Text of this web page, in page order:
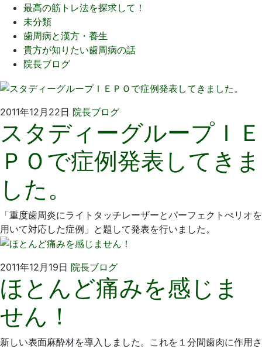
最高の筋トレ法を探求して！
未分類
歯周病と漢方・養生
貴方が知りたい歯周病の話
院長ブログ
2011年12月22日 院長ブログ2011
年
12
月
22
い
そ
歯
科
医
スタディーグループＩＥ
ＰＯで症例発表してきま
した。
「重度歯周炎にライトタッチレーザーとパーフェクトぺリオを
用いて対応した症例」と題して発表を行いました。
2011年12月19日 院長ブログ2011
年
12
日
い
そ
歯
院
ほとんど痛みを感じま
せん！
新しい表面麻酔材を導入しました。これを１分間歯肉に作用さ